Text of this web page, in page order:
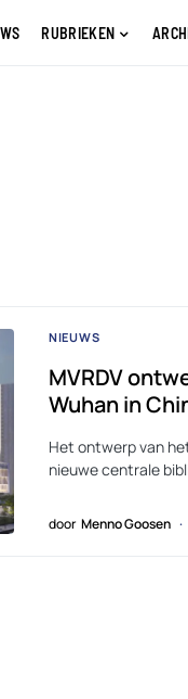
RUBRIEKEN
NIEUWS
MVRDV
Wuhan in
Het ontwerp van
nieuwe centrale
door Menno Goosen